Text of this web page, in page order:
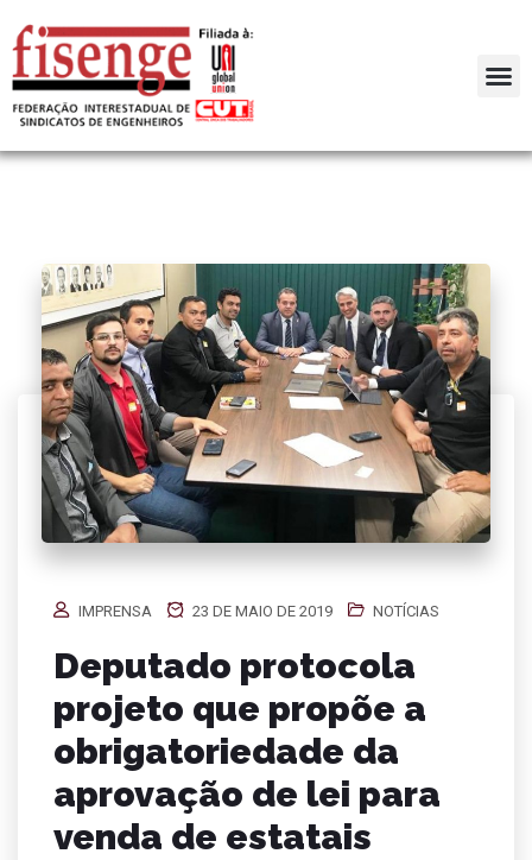
IMPRENSA 23 DE MAIO DE 2019 NOTÍCIAS
Deputado protocola
projeto que propõe a
obrigatoriedade da
aprovação de lei para
venda de estatais